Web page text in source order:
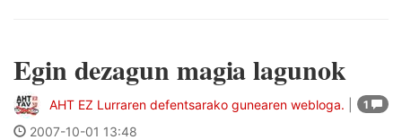
Egin dezagun magia lagunok
1
AHT EZ Lurraren defentsarako gunearen webloga.
2007-10-01 13:48